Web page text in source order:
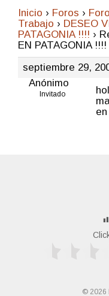
Inicio › Foros ›
Trabajo › DESEO
PATAGONIA !!!! ›
EN PATAGONIA !!!!
septiembre 29,
Anónimo
Invitado
© 2026